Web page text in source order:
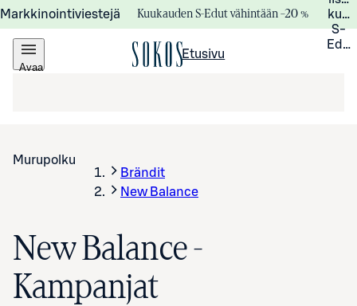
Markkinointiviestejä Kuukauden S-Edut vähintään –20 %
S-
Avaa
Etusivu
Murupolku
Brändit
New Balance
New Balance -
Kampanjat